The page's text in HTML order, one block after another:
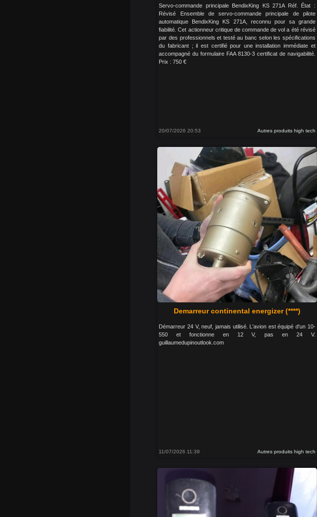
Servo-commande principale BendixKing KS 271A Réf. État :
Révisé Ensemble de servo-commande principale de pilote
automatique BendixKing KS 271A, reconnu pour sa grande
fiabilité. Cet actionneur critique de commande de vol a été révisé
par des professionnels et testé au banc selon les spécifications
du fabricant ; il est certifié pour une installation immédiate et
accompagné du formulaire FAA 8130-3 certificat de navigabilité.
Prix : 750 €
20/07/2026 20:53 Autres produits high tech
Demarreur continental energizer (****)
Démarreur 24 V, neuf, jamais utilisé. L'avion est équipé d'un 10-
550 et fonctionne en 12 V, pas en 24 V.
guillaumedupinoutlook.com
11/07/2026 11:39 Autres produits high tech